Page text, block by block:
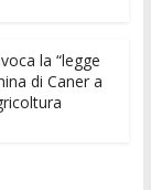
la “legge
di Caner a